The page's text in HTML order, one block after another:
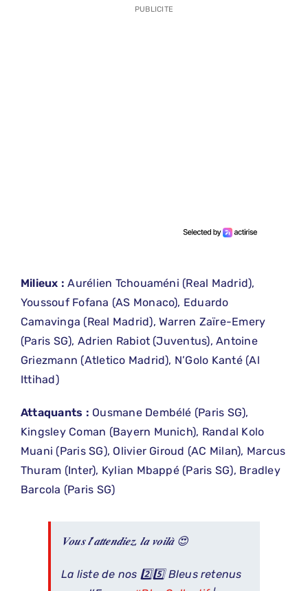
PUBLICITE
Milieux : Aurélien Tchouaméni (Real Madrid),
Youssouf Fofana (AS Monaco), Eduardo
Camavinga (Real Madrid), Warren Zaïre-Emery
(Paris SG), Adrien Rabiot (Juventus), Antoine
Griezmann (Atletico Madrid), N’Golo Kanté (Al
Ittihad)
Attaquants : Ousmane Dembélé (Paris SG),
Kingsley Coman (Bayern Munich), Randal Kolo
Muani (Paris SG), Olivier Giroud (AC Milan), Marcus
Thuram (Inter), Kylian Mbappé (Paris SG), Bradley
Barcola (Paris SG)
𝑽𝒐𝒖𝒔 𝒍’𝒂𝒕𝒕𝒆𝒏𝒅𝒊𝒆𝒛, 𝒍𝒂 𝒗𝒐𝒊𝒍𝒂̀ 😍
La liste de nos 2️⃣5️⃣ Bleus retenus